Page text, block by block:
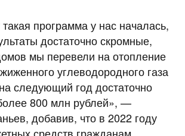
программа у нас началась,
достаточно скромные,
мы перевели на отопление
углеводородного газа
следующий год достаточно
800 млн рублей», —
добавив, что в 2022 году